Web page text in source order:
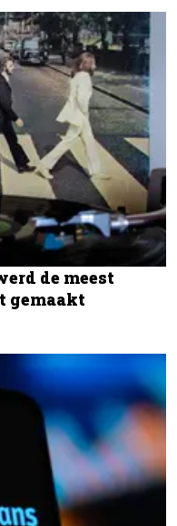
de meest
gemaakt